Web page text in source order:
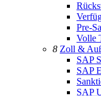
Pre-
Volle
8 Zoll &
SAP
SAP
SAP